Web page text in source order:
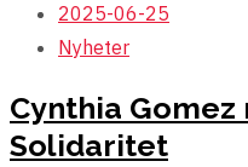
2025-06-25
Nyheter
Cynthia
Solidaritet